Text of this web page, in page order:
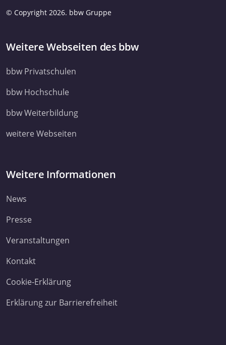
© Copyright 2026. bbw Gruppe
Weitere Webseiten des bbw
bbw Privatschulen
bbw Hochschule
bbw Weiterbildung
weitere Webseiten
Weitere Informationen
News
Presse
Veranstaltungen
Kontakt
Cookie-Erklärung
Erklärung zur Barrierefreiheit